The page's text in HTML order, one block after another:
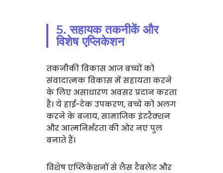
5. सहायक तकनीकें और
विशेष एप्लिकेशन
तकनीकी विकास आज बच्चों को
संवादात्मक विकास में सहायता करने
के लिए असाधारण अवसर प्रदान करता
है। ये हाई-टेक उपकरण, बच्चे को अलग
करने के बजाय, सामाजिक इंटरैक्शन
और आत्मनिर्भरता की ओर नए पुल
बनाते हैं।
विशेष एप्लिकेशनों से लैस टैबलेट और